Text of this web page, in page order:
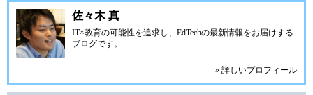
佐々木 真
IT×教育の可能性を追求し、EdTechの最新情報をお届けする
ブログです。
» 詳しいプロフィール